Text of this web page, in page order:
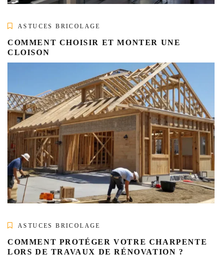
ASTUCES BRICOLAGE
COMMENT CHOISIR ET MONTER UNE
CLOISON
ASTUCES BRICOLAGE
COMMENT PROTÉGER VOTRE CHARPENTE
LORS DE TRAVAUX DE RÉNOVATION ?